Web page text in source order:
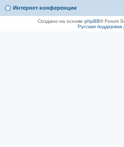
Интернет-конференции
Создано на основе phpBB® Forum
Русская поддержка